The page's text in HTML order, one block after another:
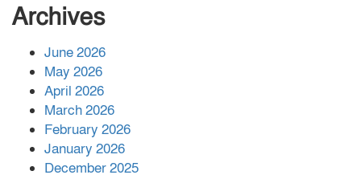
বেলায়েত দিবস, মুফতি শামস তিবরীজ
Archives
June 2026
May 2026
April 2026
March 2026
February 2026
January 2026
December 2025